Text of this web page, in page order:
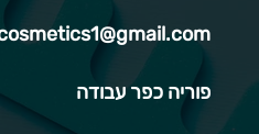
פוריה כפר עבודה